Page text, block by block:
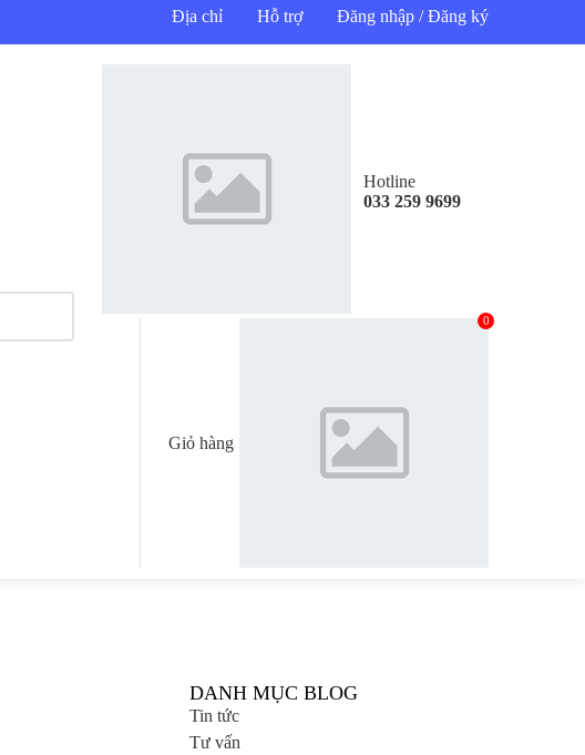
Địa chỉ Hỗ trợ Đăng nhập / Đăng ký
Hotline
033 259 9699
Giỏ hàng
0
DANH MỤC BLOG
Tin tức
Tư vấn